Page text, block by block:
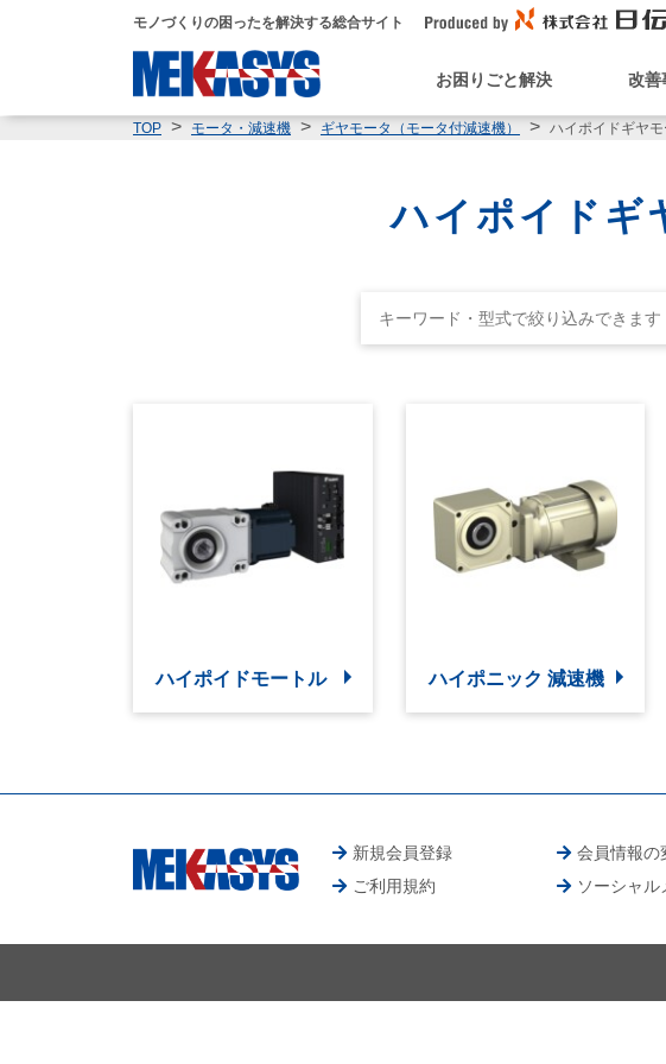
モノづくりの困ったを解決する総合サイト
お困りごと解決 改善
TOP モータ・減速機 ギヤモータ（モータ付減速機） ハイポイドギヤモ
ハイポイドギ
ハイポイドモートル ハイポニック 減速機
新規会員登録 会員情報の
ご利用規約
ソーシャル